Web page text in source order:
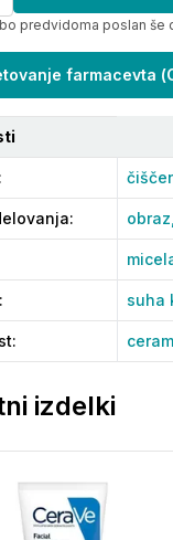
predvidoma poslan še
farmacevta (
:
: obraz,
: suha
:
izdelki